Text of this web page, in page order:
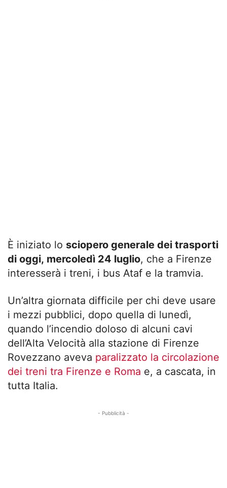
È iniziato lo sciopero generale dei trasporti
di oggi, mercoledì 24 luglio, che a Firenze
interesserà i treni, i bus Ataf e la tramvia.
Un’altra giornata difficile per chi deve usare
i mezzi pubblici, dopo quella di lunedì,
quando l’incendio doloso di alcuni cavi
dell’Alta Velocità alla stazione di Firenze
Rovezzano aveva paralizzato la circolazione
dei treni tra Firenze e Roma e, a cascata, in
tutta Italia.
- Pubblicità -